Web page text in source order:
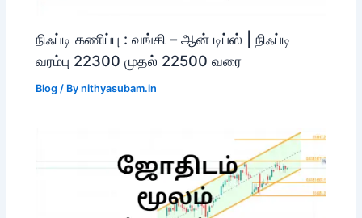
நிஃப்டி கணிப்பு : வங்கி – ஆன் டிப்ஸ் | நிஃப்டி
வரம்பு 22300 முதல் 22500 வரை
Blog / Bynithyasubam.in